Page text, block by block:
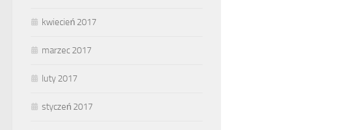
kwiecień 2017
marzec 2017
luty 2017
styczeń 2017